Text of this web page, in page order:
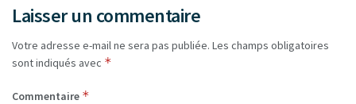
Laisser un commentaire
Votre adresse e-mail ne sera pas publiée. Les champs obligatoires
sont indiqués avec *
Commentaire *